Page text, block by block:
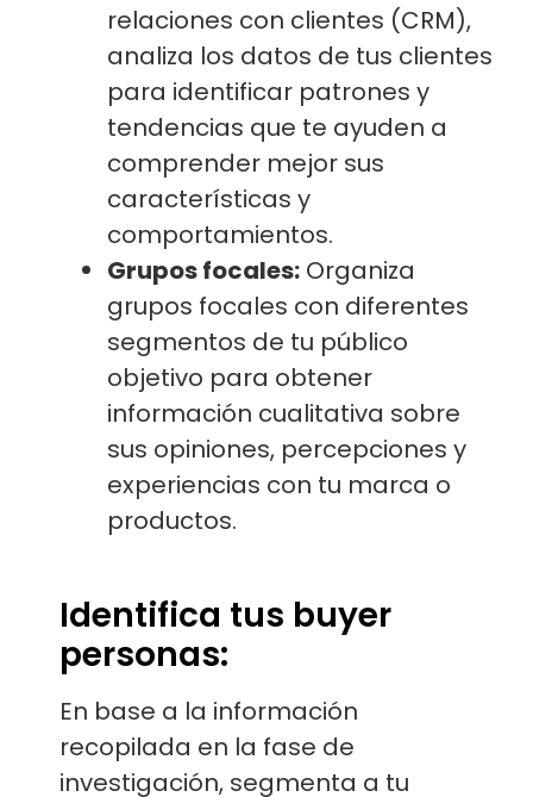
relaciones con clientes (CRM),
analiza los datos de tus clientes
para identificar patrones y
tendencias que te ayuden a
comprender mejor sus
características y
comportamientos.
Grupos focales: Organiza
grupos focales con diferentes
segmentos de tu público
objetivo para obtener
información cualitativa sobre
sus opiniones, percepciones y
experiencias con tu marca o
productos.
Identifica tus buyer
personas:
En base a la información
recopilada en la fase de
investigación, segmenta a tu